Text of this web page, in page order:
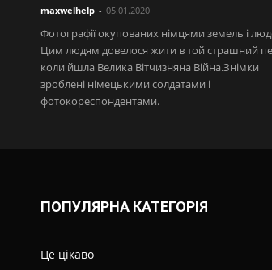
maxwelhelp - 05.01.2020
Фотографії окупованих німцями земель і
Цим людям довелося жити в той страшний
коли йшла Велика Вітчизняна Війна.Знімки
зроблені німецькими солдатами і
фотокореспондентами.
ПОПУЛЯРНА КАТЕГОРІЯ
Це цікаво